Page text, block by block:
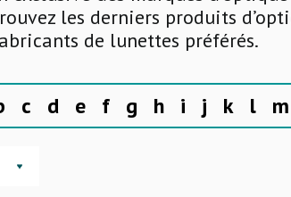
les derniers produits
de lunettes préférés.
c d e f g h i j k l m